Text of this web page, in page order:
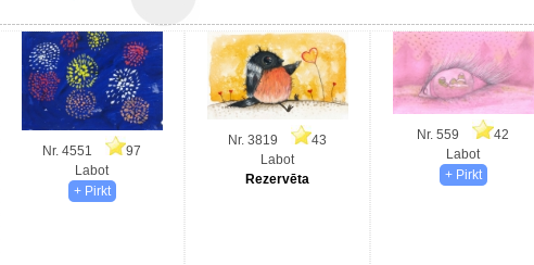
Nr. 4551
97
Labot
Nr. 3819
43
Labot
Rezervēta
Nr. 559
42
Labot